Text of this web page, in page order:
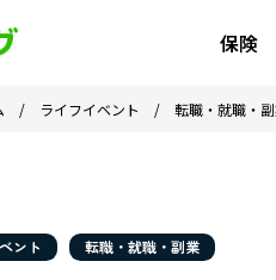
保険
/ ライフイベント / 転職・就職・
ント 転職・就職・副業